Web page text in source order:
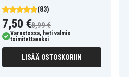
(83)
7,50 €8,99 €
Varastossa, heti valmis
toimitettavaksi
LISÄÄ OSTOSKORIIN